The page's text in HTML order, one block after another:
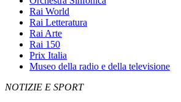
Rai World
Rai Letteratura
Rai Arte
Rai 150
Prix Italia
Museo della radio e della televisione
NOTIZIE E SPORT